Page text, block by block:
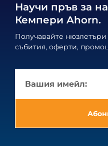
Научи пръв за
Кемпери Ahorn.
Получавайте
събития, оферти,